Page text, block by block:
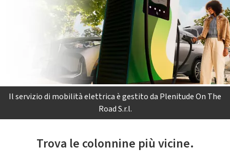
Il servizio di mobilità elettrica è gestito da Plenitude On The
Road S.r.l.
Trova le colonnine più vicine.